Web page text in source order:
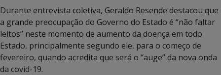
Durante entrevista coletiva, Geraldo Resende destacou que
a grande preocupação do Governo do Estado é “não faltar
leitos” neste momento de aumento da doença em todo
Estado, principalmente segundo ele, para o começo de
fevereiro, quando acredita que será o “auge” da nova onda
da covid-19.